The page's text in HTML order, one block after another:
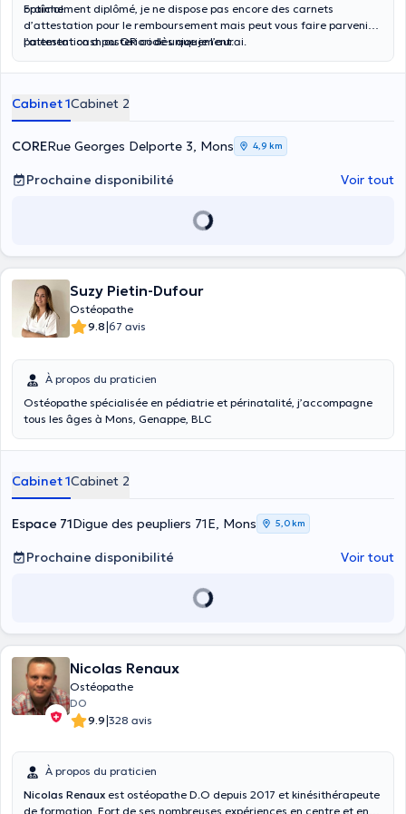
optimal.
Fraîchement diplômé, je ne dispose pas encore des carnets
d’attestation pour le remboursement mais peut vous faire parvenir
l’attestation a posteriori dès que je l’aurai.
paiement cash ou QR code uniquement.
Cabinet 1Cabinet 2
CORERue Georges Delporte 3, Mons 4,9 km
Prochaine disponibilité Voir tout
Suzy Pietin-Dufour
Ostéopathe
9.8|67 avis
À propos du praticien
Ostéopathe spécialisée en pédiatrie et périnatalité, j’accompagne
tous les âges à Mons, Genappe, BLC
Cabinet 1Cabinet 2
Espace 71Digue des peupliers 71E, Mons 5,0 km
Prochaine disponibilité Voir tout
Nicolas Renaux
Ostéopathe
DO
9.9|328 avis
À propos du praticien
Nicolas Renaux est ostéopathe D.O depuis 2017 et kinésithérapeute
de formation. Fort de ses nombreuses expériences en centre et en